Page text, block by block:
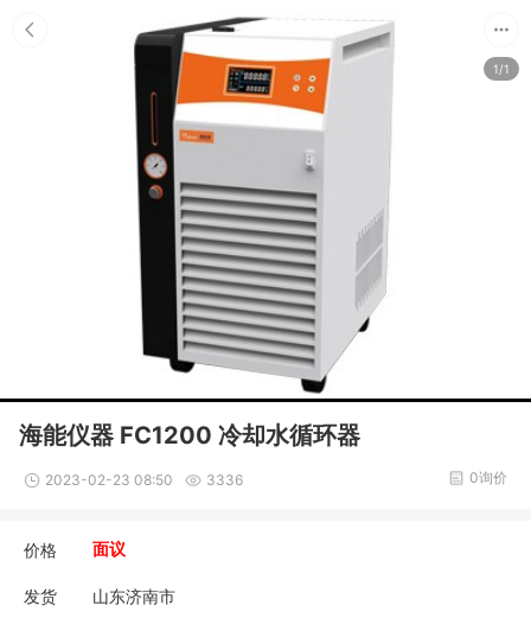
1/1
海能仪器 FC1200 冷却水循环器
2023-02-23 08:50 3336 0询价
价格 面议
发货 山东济南市